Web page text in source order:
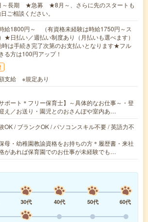
～長期 ★急募 ★8月～、さらに先のスタートも
ご相談ください。
給1800円～ （有資格未経験は時給1750円～ス
★日払い／週払い制度あり（月払いも選べます）
時は手続き完了次第のお支払いとなります★フル
る方は100円アップ！
支給 ※規定あり
ポート＊フリー保育士】～具体的なお仕事～・登
え／お送り・園児とのおさんぽや室内あ…
OK / ブランクOK / パソコンスキル不要 / 英語力不
母・幼稚園教諭資格をお持ちの方＊履歴書・来社
があれば保育園でのお仕事が未経験でも…
30代 40代 50代
60代